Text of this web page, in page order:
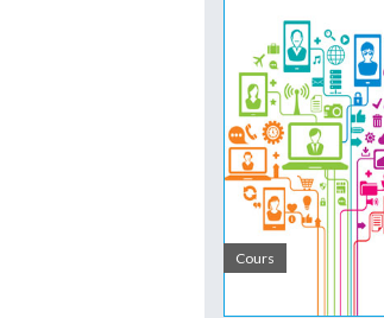
Chaque domaine
vie à savoir, s’il se
Démarrage
Croissance
Maturité
Déclin
Cours